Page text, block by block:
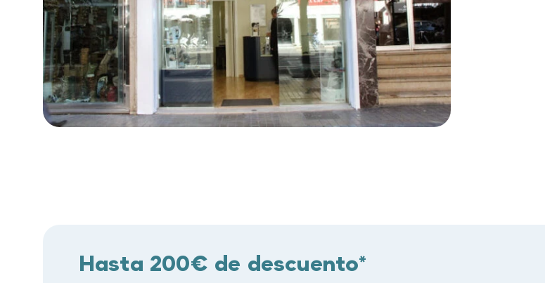
Hasta 200€ de descuento*